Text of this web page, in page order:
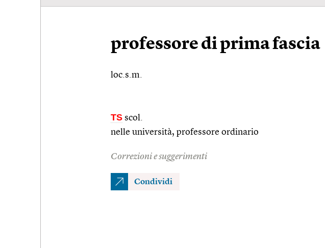
professore di prima fascia
loc.s.m.
TS scol.
nelle università, professore ordinario
Correzioni e suggerimenti
Condividi